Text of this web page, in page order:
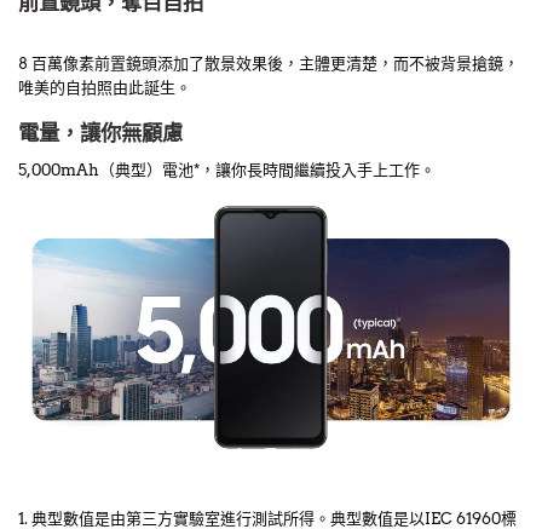
8 百萬像素前置鏡頭添加了散景效果後，主體更清楚，而不被背景搶鏡，
唯美的自拍照由此誕生。
電量，讓你無顧慮
5,000mAh（典型）電池*，讓你長時間繼續投入手上工作。
1. 典型數值是由第三方實驗室進行測試所得。典型數值是以IEC 61960標